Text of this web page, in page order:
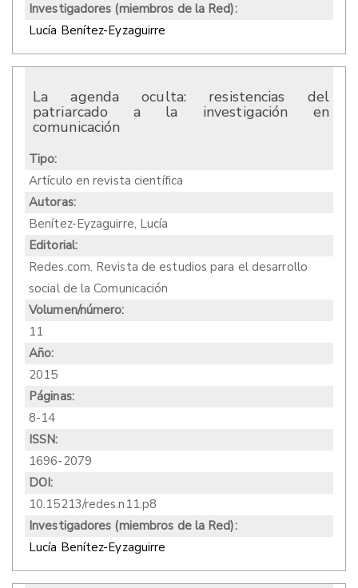
Investigadores (miembros de la Red):
Lucía Benítez-Eyzaguirre
La agenda oculta: resistencias del
patriarcado a la investigación en
comunicación
Tipo:
Artículo en revista científica
Autoras:
Benítez-Eyzaguirre, Lucía
Editorial:
Redes.com. Revista de estudios para el desarrollo
social de la Comunicación
Volumen/número:
11
Año:
2015
Páginas:
8-14
ISSN:
1696-2079
DOI:
10.15213/redes.n11.p8
Investigadores (miembros de la Red):
Lucía Benítez-Eyzaguirre